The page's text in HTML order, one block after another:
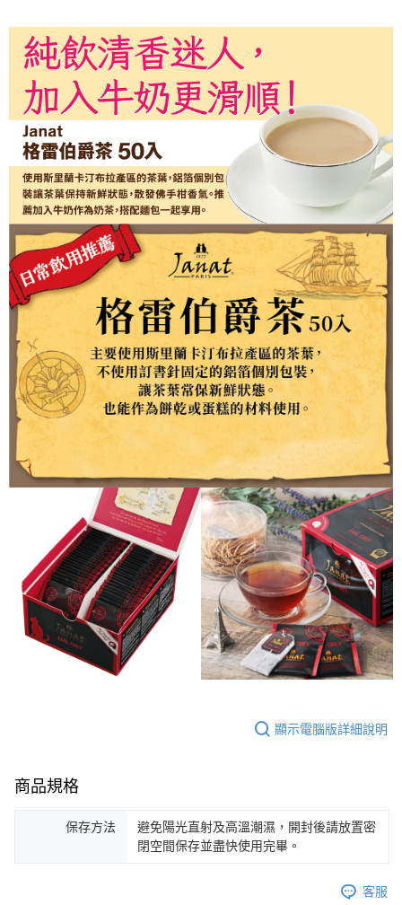
結帳頁面，進行簡訊認證並確認金額後，即可完成結帳。
２．訂單成立數日內，您將收到繳費通知簡訊。
３．收到繳費通知簡訊後14天內，點擊此簡訊中的連結，可透過四大超商／
ATM／網路銀行／等多元方式進行付款，方視為交易完成。
※ 請注意：結帳手續完成當下不需立刻繳費，但若您需要取消訂單，請聯絡
購買商品的店家。未經商家同意取消之訂單仍視為有效，需透過AFTEE先享
後付繳納相關費用。
※ 交易是否成功請以「AFTEE先享後付 」之結帳頁面顯示為準，若有關於
是否繳費成功／繳費後需取消欲退款等相關疑問，請聯繫「AFTEE先享後付
客戶支援中心」https://netprotections.freshdesk.com/support/home
【注意事項】
１．透過由恩沛科技股份有限公司提供之「AFTEE先享後付」服務完成之交
易，需依本服務之必要範圍內提供個人資料，並將交易相關給付款項請求債
權轉讓予恩沛科技股份有限公司。
２．關於個人資料處理事宜，請瀏覽以下網址：
https://aftee.tw/terms/#terms3
３．未成年的使用者請事先徵得法定代理人或監護人之同意方可使用
「AFTEE先享後付」，若未經同意申辦者引起之損失，本公司不負相關責
任。
４．使用「AFTEE先享後付」時，將依據個別帳號之用戶狀況，依本公司即
時審查核予不同之上限額度；若仍有額度不足之情形，本公司將視審查結果
請求用戶進行身份認證。
５．嚴禁一人註冊多個帳號或使用他人資訊註冊。若發現惡意使用之情形，
恩沛科技股份有限公司將有權停止該用戶之使用額度並採取法律行動。
顯示電腦版詳細說明
商品規格
保存方法
避免陽光直射及高溫潮濕，開封後請放置密
閉空間保存並盡快使用完畢。
客服